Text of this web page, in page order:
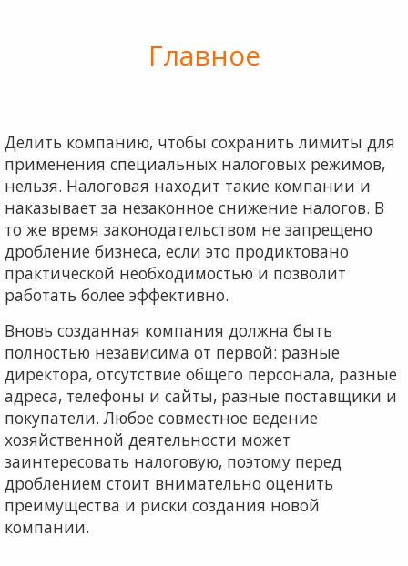
Главное
Делить компанию, чтобы сохранить лимиты для
применения специальных налоговых режимов,
нельзя. Налоговая находит такие компании и
наказывает за незаконное снижение налогов. В
то же время законодательством не запрещено
дробление бизнеса, если это продиктовано
практической необходимостью и позволит
работать более эффективно.
Вновь созданная компания должна быть
полностью независима от первой: разные
директора, отсутствие общего персонала, разные
адреса, телефоны и сайты, разные поставщики и
покупатели. Любое совместное ведение
хозяйственной деятельности может
заинтересовать налоговую, поэтому перед
дроблением стоит внимательно оценить
преимущества и риски создания новой
компании.